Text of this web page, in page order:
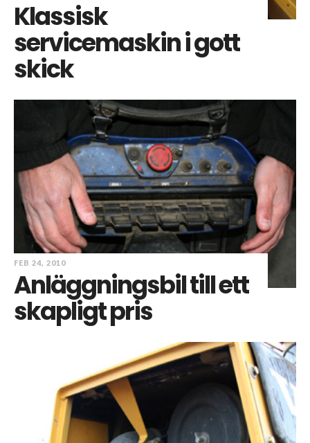
Klassisk
servicemaskin i gott
skick
FEB 24, 2010
Anläggningsbil till ett
skapligt pris